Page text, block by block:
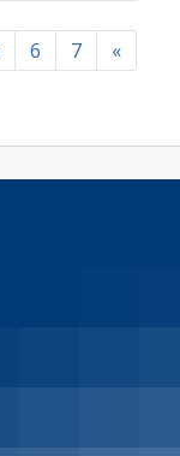
6 7 «